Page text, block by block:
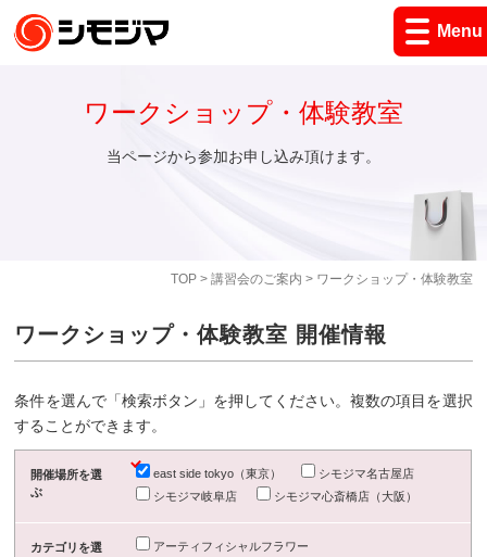
Menu
TOP> 講習会のご案内 > ワークショップ・体験教室
ワークショップ・体験教室
当ページから参加お申し込み頂けます。
ワークショップ・体験教室 開催情報
条件を選んで「検索ボタン」を押してください。複数の項目を選択
することができます。
開催場所を選
ぶ
east side tokyo（東京）
シモジマ名古屋店
シモジマ岐阜店
シモジマ心斎橋店（大阪）
カテゴリを選
アーティフィシャルフラワー